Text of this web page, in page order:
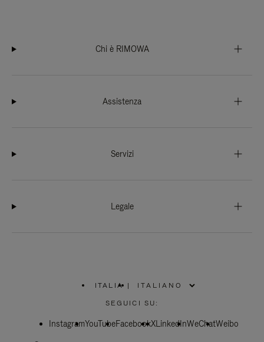
Chi è RIMOWA
Assistenza
Servizi
Legale
ITALIA
SELEZIONA
IL
PAESE
|
SEGUICI SU:
InstagramYouTubeFacebookXLinkedInWeChatWeibo